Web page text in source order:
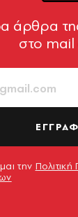
άρθρα
στο
την